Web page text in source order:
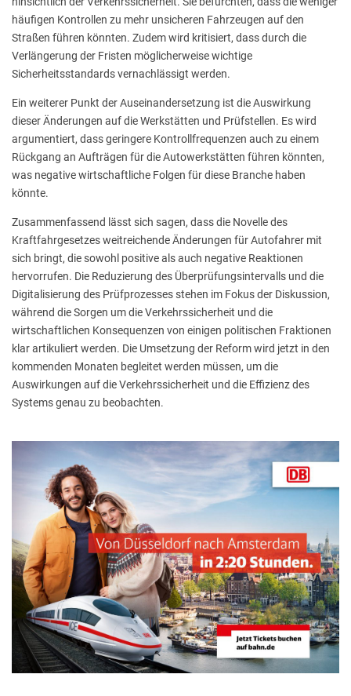
häufigen Kontrollen zu mehr unsicheren Fahrzeugen auf den
Straßen führen könnten. Zudem wird kritisiert, dass durch die
Verlängerung der Fristen möglicherweise wichtige
Sicherheitsstandards vernachlässigt werden.
Ein weiterer Punkt der Auseinandersetzung ist die Auswirkung
dieser Änderungen auf die Werkstätten und Prüfstellen. Es wird
argumentiert, dass geringere Kontrollfrequenzen auch zu einem
Rückgang an Aufträgen für die Autowerkstätten führen könnten,
was negative wirtschaftliche Folgen für diese Branche haben
könnte.
Zusammenfassend lässt sich sagen, dass die Novelle des
Kraftfahrgesetzes weitreichende Änderungen für Autofahrer mit
sich bringt, die sowohl positive als auch negative Reaktionen
hervorrufen. Die Reduzierung des Überprüfungsintervalls und die
Digitalisierung des Prüfprozesses stehen im Fokus der Diskussion,
während die Sorgen um die Verkehrssicherheit und die
wirtschaftlichen Konsequenzen von einigen politischen Fraktionen
klar artikuliert werden. Die Umsetzung der Reform wird jetzt in den
kommenden Monaten begleitet werden müssen, um die
Auswirkungen auf die Verkehrssicherheit und die Effizienz des
Systems genau zu beobachten.